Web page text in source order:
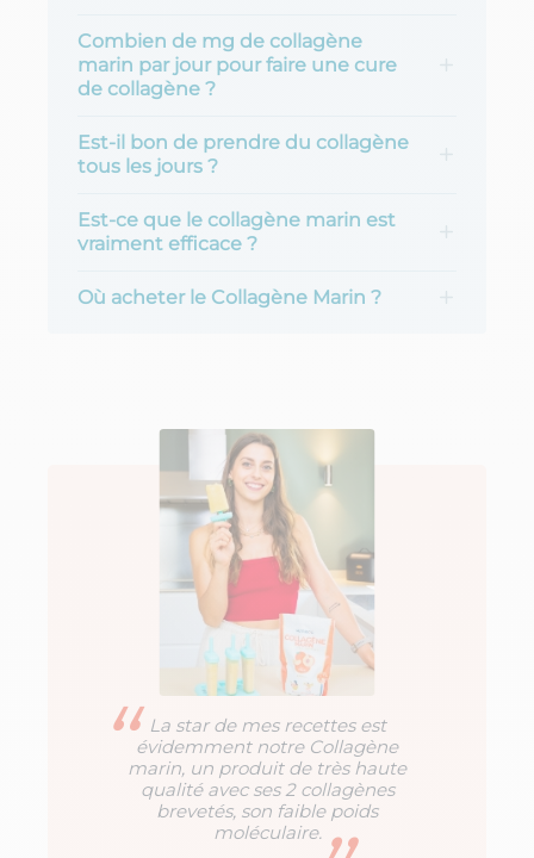
“
La star de mes recettes est
évidemment notre Collagène
marin, un produit de très haute
qualité avec ses 2 collagènes
brevetés, son faible poids
moléculaire.
Combien de mg de collagène
marin par jour pour faire une cure
de collagène ?
Est-il bon de prendre du collagène
tous les jours ?
Est-ce que le collagène marin est
vraiment efficace ?
Où acheter le Collagène Marin ?